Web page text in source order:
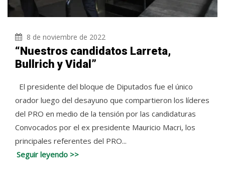
8 de noviembre de 2022
“Nuestros candidatos Larreta,
Bullrich y Vidal”
El presidente del bloque de Diputados fue el único
orador luego del desayuno que compartieron los líderes
del PRO en medio de la tensión por las candidaturas
Convocados por el ex presidente Mauricio Macri, los
principales referentes del PRO...
Seguir leyendo >>